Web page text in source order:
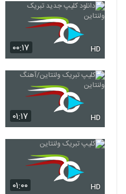
۰۰:۱۷ HD
۰۱:۱۷ HD
۰۱:۰۰ HD